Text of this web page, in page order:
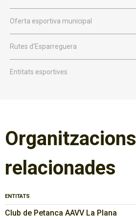
Oferta esportiva municipal
Rutes d'Esparreguera
Entitats esportives
Organitzacions
relacionades
ENTITATS
Club de Petanca AAVV La Plana